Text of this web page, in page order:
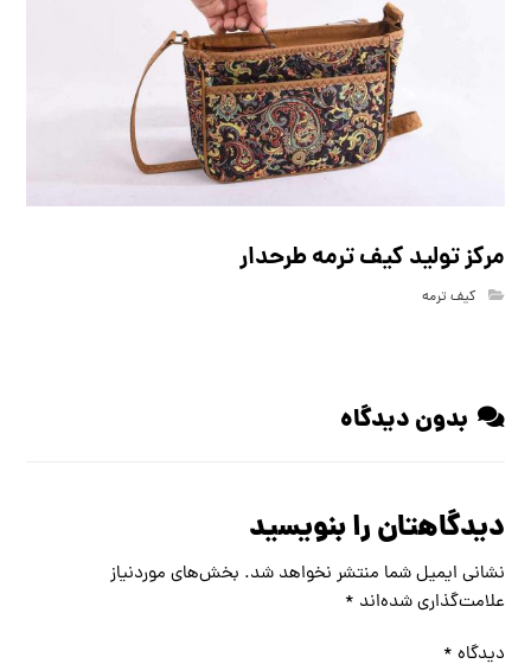
مرکز تولید کیف ترمه طرحدار
کیف ترمه
بدون دیدگاه
دیدگاهتان را بنویسید
نشانی ایمیل شما منتشر نخواهد شد. بخش‌های موردنیاز
علامت‌گذاری شده‌اند *
دیدگاه *